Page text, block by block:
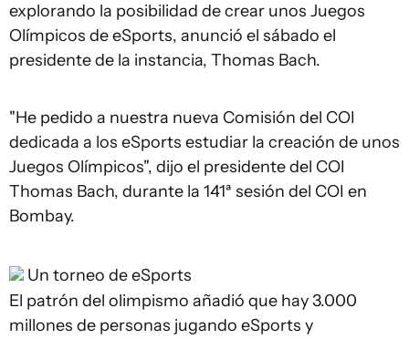
explorando la posibilidad de crear unos Juegos
Olímpicos de eSports, anunció el sábado el
presidente de la instancia, Thomas Bach.
"He pedido a nuestra nueva Comisión del COI
dedicada a los eSports estudiar la creación de unos
Juegos Olímpicos", dijo el presidente del COI
Thomas Bach, durante la 141ª sesión del COI en
Bombay.
Un torneo de eSports
El patrón del olimpismo añadió que hay 3.000
millones de personas jugando eSports y